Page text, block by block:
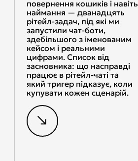
повернення кошиків і навіть
наймання — дванадцять
рітейл-задач, під які ми
запустили чат-боти,
здебільшого з іменованим
кейсом і реальними
цифрами. Список від
засновника: що насправді
працює в рітейл-чаті та
який тригер підказує, коли
купувати кожен сценарій.